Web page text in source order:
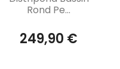
Rond Pe...
249,90 €